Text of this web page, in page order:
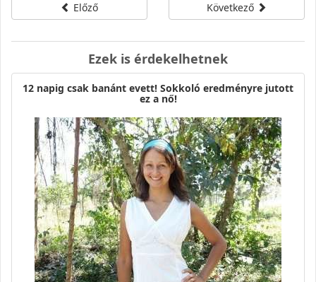
Előző Következő
Ezek is érdekelhetnek
12 napig csak banánt evett! Sokkoló eredményre jutott
ez a nő!